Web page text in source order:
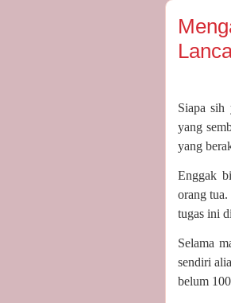
Siapa sih
yang
yang
Enggak
orang
tugas ini
Selama
sendiri
belum